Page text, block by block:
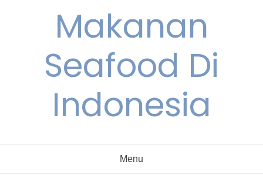
Makanan
Seafood Di
Indonesia
Menu